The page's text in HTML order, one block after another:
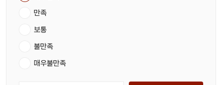
만족
보통
불만족
매우불만족